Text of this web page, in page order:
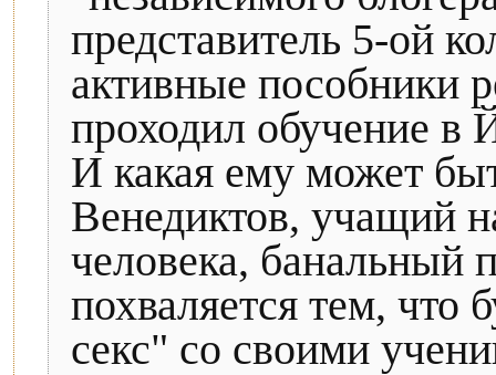
представитель 5-ой
активные пособники
проходил обучение
И какая ему может
Венедиктов, учащий
человека,
похваляется тем, что
секс" со своими